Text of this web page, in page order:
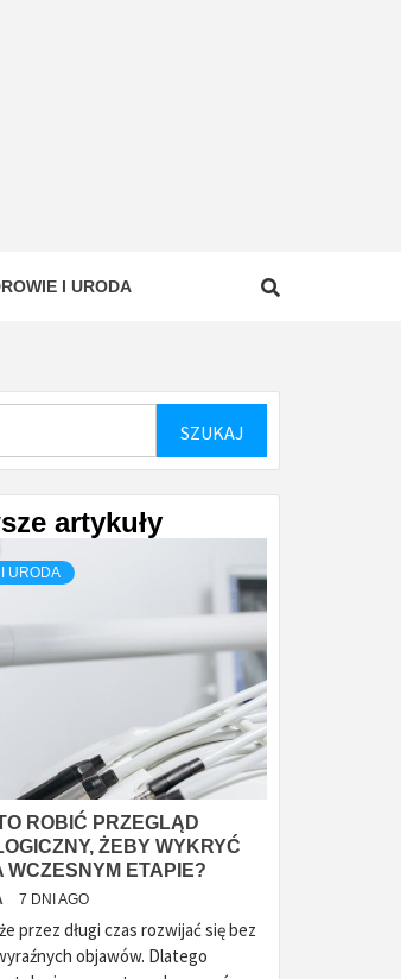
I URODA
artykuły
URODA
ROBIĆ PRZEGLĄD
ŻEBY WYKRYĆ
WCZESNYM ETAPIE?
7 DNI AGO
przez długi czas rozwijać się bez
objawów. Dlatego